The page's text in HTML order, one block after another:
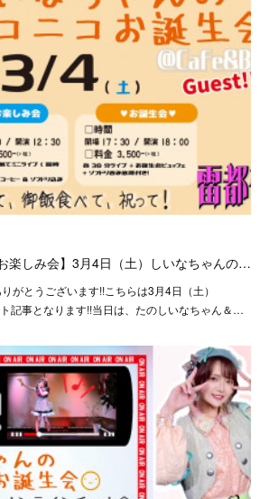
楽しみ会】3月4日（土）しいなちゃんの…
がとうございます!!こちらは3月4日（土）
記事となります!!当日は、たのしいなちゃん＆…